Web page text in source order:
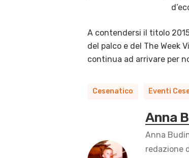
A contendersi il titolo
del palco e del The Week
continua ad arrivare per
Cesenatico Eventi
Anna
Anna
redazione